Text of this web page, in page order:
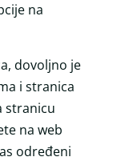
na
dovoljno je
i stranica
stranicu
na web
određeni